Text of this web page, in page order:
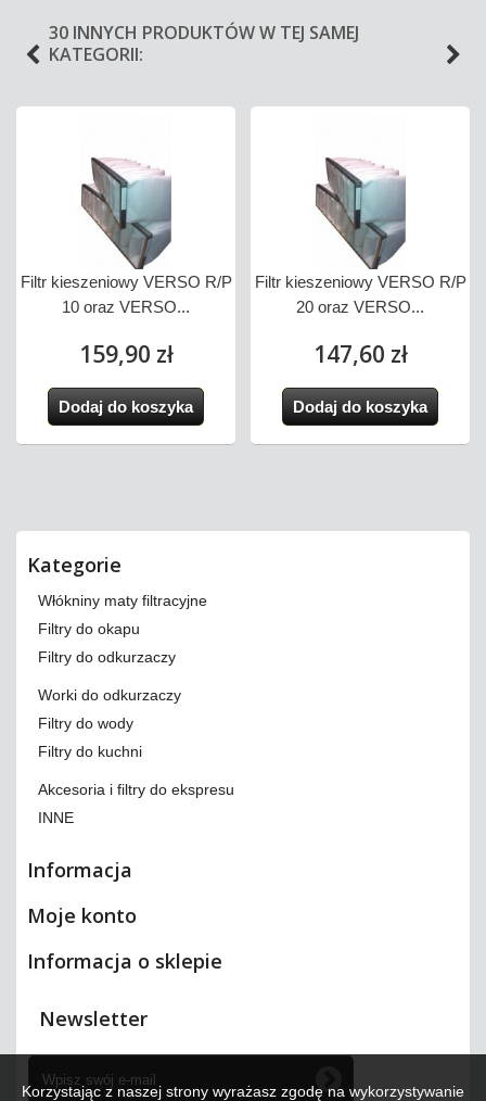
30 INNYCH PRODUKTÓW W TEJ SAMEJ
KATEGORII:
Filtr kieszeniowy VERSO R/P
10 oraz VERSO...
159,90 zł
Dodaj do koszyka
Filtr kieszeniowy VERSO R/P
20 oraz VERSO...
147,60 zł
Dodaj do koszyka
Kategorie
Włókniny maty filtracyjne
Filtry do okapu
Filtry do odkurzaczy
Worki do odkurzaczy
Filtry do wody
Filtry do kuchni
Akcesoria i filtry do ekspresu
INNE
Informacja
Moje konto
Informacja o sklepie
Newsletter
Korzystając z naszej strony wyrażasz zgodę na wykorzystywanie